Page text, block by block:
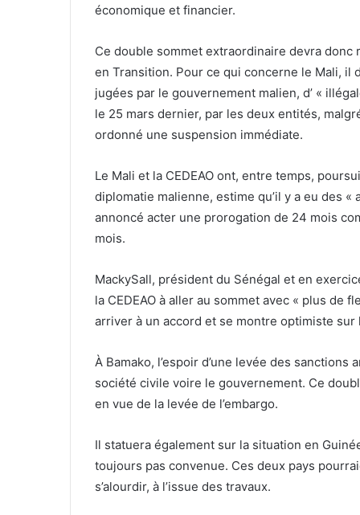
économique et financier.
Ce double sommet extraordinaire devra
en Transition. Pour ce qui concerne le Mali, il
jugées par le gouvernement malien, d’ «
le 25 mars dernier, par les deux entités,
ordonné une suspension immédiate.
Le Mali et la CEDEAO ont, entre temps,
diplomatie malienne, estime qu’il y a eu des
annoncé acter une prorogation de 24 mois
mois.
MackySall, président du Sénégal et en
la CEDEAO à aller au sommet avec « plus
arriver à un accord et se montre optimiste
À Bamako, l’espoir d’une levée des
société civile voire le gouvernement. Ce
en vue de la levée de l’embargo.
Il statuera également sur la situation en
toujours pas convenue. Ces deux pays
s’alourdir, à l’issue des travaux.